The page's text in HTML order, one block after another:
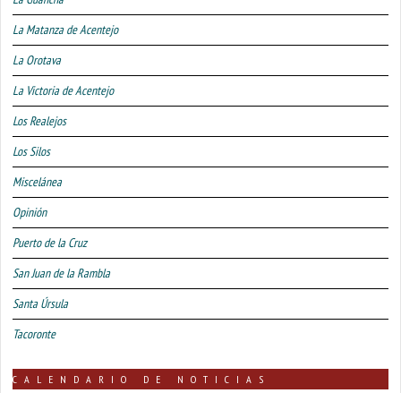
La Matanza de Acentejo
La Orotava
La Victoria de Acentejo
Los Realejos
Los Silos
Miscelánea
Opinión
Puerto de la Cruz
San Juan de la Rambla
Santa Úrsula
Tacoronte
CALENDARIO DE NOTICIAS